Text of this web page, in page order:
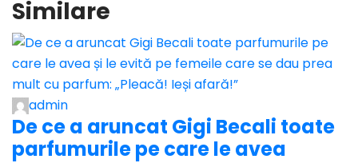
Similare
admin
De ce a aruncat Gigi Becali toate
parfumurile pe care le avea